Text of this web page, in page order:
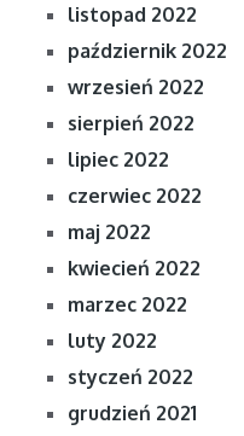
listopad 2022
październik 2022
wrzesień 2022
sierpień 2022
lipiec 2022
czerwiec 2022
maj 2022
kwiecień 2022
marzec 2022
luty 2022
styczeń 2022
grudzień 2021